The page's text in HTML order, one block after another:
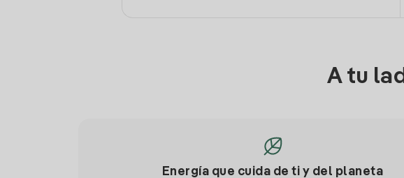
A tu
Energía que cuida de ti y del planeta